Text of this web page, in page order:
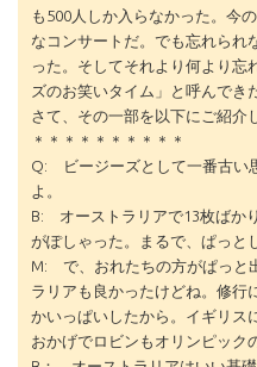
も500人しか入らなかった。今
なコンサートだ。でも忘れられ
った。そしてそれより何より忘
ズのお笑いタイム」と呼んでき
さて、その一部を以下にご紹介
＊＊＊＊＊＊＊＊＊＊
Q: ビージーズとして一番古い
よ。
B: オーストラリアで13枚ばか
がぽしゃった。まるで、ぱっと
M: で、おれたちの方がぱっと
ラリアも良かったけどね。修行
かいっぱいしたから。イギリス
おかげでロビンもオリンピック